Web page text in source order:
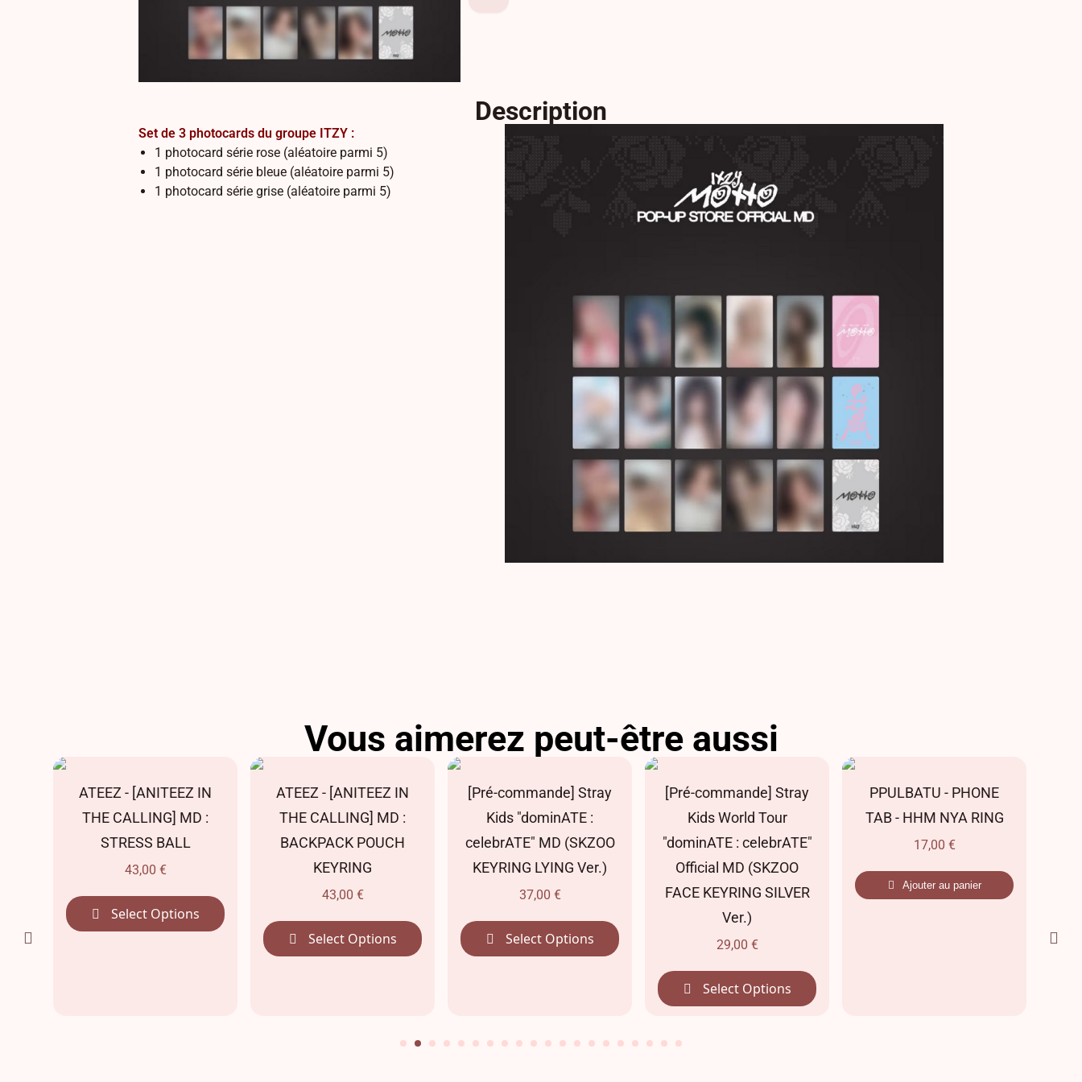
Description
Set de 3 photocards du groupe ITZY :
1 photocard série rose (aléatoire parmi 5)
1 photocard série bleue (aléatoire parmi 5)
1 photocard série grise (aléatoire parmi 5)
Vous aimerez peut-être aussi
ATEEZ - [ANITEEZ IN
THE CALLING] MD :
STRESS BALL
43,00 €
Select Options
ATEEZ - [ANITEEZ IN
THE CALLING] MD :
BACKPACK POUCH
KEYRING
43,00 €
Select Options
[Pré-commande] Stray
Kids "dominATE :
celebrATE" MD (SKZOO
KEYRING LYING Ver.)
37,00 €
Select Options
[Pré-commande] Stray
Kids World Tour
"dominATE : celebrATE"
Official MD (SKZOO
FACE KEYRING SILVER
Ver.)
29,00 €
Select Options
PPULBATU - PHONE
TAB - HHM NYA RING
17,00 €
Ajouter au panier